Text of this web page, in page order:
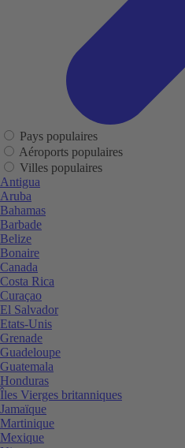
Pays populaires
Aéroports populaires
Villes populaires
Antigua
Aruba
Bahamas
Barbade
Belize
Bonaire
Canada
Costa Rica
Curaçao
El Salvador
Etats-Unis
Grenade
Guadeloupe
Guatemala
Honduras
Îles Vierges britanniques
Jamaïque
Martinique
Mexique